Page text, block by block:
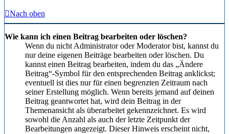
Nach oben
Wie kann ich einen Beitrag bearbeiten oder löschen?
Wenn du nicht Administrator oder Moderator bist, kannst du
nur deine eigenen Beiträge bearbeiten oder löschen. Du
kannst einen Beitrag bearbeiten, indem du das „Ändere
Beitrag“-Symbol für den entsprechenden Beitrag anklickst;
eventuell ist dies nur für einen begrenzten Zeitraum nach
seiner Erstellung möglich. Wenn bereits jemand auf deinen
Beitrag geantwortet hat, wird dein Beitrag in der
Themenansicht als überarbeitet gekennzeichnet. Es wird
sowohl die Anzahl als auch der letzte Zeitpunkt der
Bearbeitungen angezeigt. Dieser Hinweis erscheint nicht,